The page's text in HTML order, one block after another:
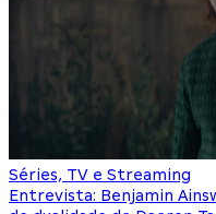
Séries, TV e Streaming
Entrevista: Benjamin